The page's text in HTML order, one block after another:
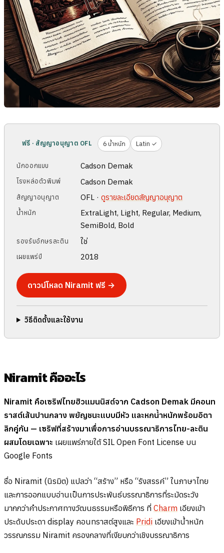
ฟรี · สัญญาอนุญาต OFL 6 น้ำหนัก Latin ✓
นักออกแบบ Cadson Demak
โรงหล่อตัวพิมพ์ Cadson Demak
สัญญาอนุญาต OFL ·ดูรายละเอียดสัญญาอนุญาต
น้ำหนัก
ExtraLight, Light, Regular, Medium,
SemiBold, Bold
รองรับอักษรละติน ใช่
เผยแพร่ปี 2018
ดาวน์โหลด Niramit ฟรี →
วิธีติดตั้งและใช้งาน
Niramit คืออะไร
Niramit คือเซริฟไทยฮิวแมนนิสต์จาก Cadson Demak มีคอนท
ราสต์เส้นปานกลาง พยัญชนะแบบมีหัว และหกน้ำหนักพร้อมอิตา
ลิกคู่กัน — เซริฟที่สร้างมาเพื่อการอ่านบรรณาธิการไทย-ละติน
ผสมโดยเฉพาะ เผยแพร่ภายใต้ SIL Open Font License บน
Google Fonts
ชื่อ Niramit (นิรมิต) แปลว่า “สร้าง” หรือ “รังสรรค์” ในภาษาไทย
และการออกแบบอ่านเป็นการประพันธ์บรรณาธิการที่ระมัดระวัง
มากกว่าคำประกาศทางวัฒนธรรมหรือพิธีการ ที่ Charm เอียงเข้า
ประดับประดา display คอนทราสต์สูงและ Pridi เอียงเข้าน้ำหนัก
วรรณกรรม Niramit ครองกลางที่เงียบกว่าเชิงบรรณาธิการ